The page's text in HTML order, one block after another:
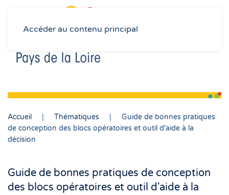
Accéder au contenu principal
Accueil Thématiques
Guide de bonnes pratiques
de conception des blocs opératoires et outil d'aide à la
décision
Guide de bonnes pratiques de conception
des blocs opératoires et outil d'aide à la